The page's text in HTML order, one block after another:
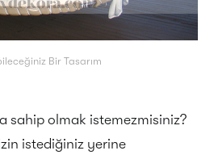
Bir Tasarım
sahip olmak istemezmisiniz?
istediğiniz yerine